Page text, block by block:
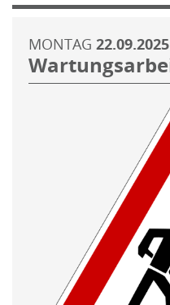
MONTAG 22.09.2025